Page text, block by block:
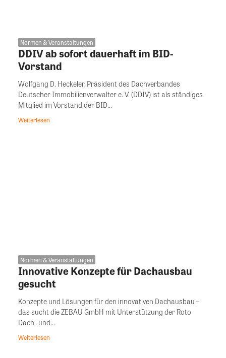
Normen & Veranstaltungen
DDIV ab sofort dauerhaft im BID-
Vorstand
Wolfgang D. Heckeler, Präsident des Dachverbandes
Deutscher Immobilienverwalter e. V. (DDIV) ist als ständiges
Mitglied im Vorstand der BID...
Weiterlesen
Normen & Veranstaltungen
Innovative Konzepte für Dachausbau
gesucht
Konzepte und Lösungen für den innovativen Dachausbau –
das sucht die ZEBAU GmbH mit Unterstützung der Roto
Dach- und...
Weiterlesen